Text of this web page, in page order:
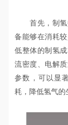
首先，制氢
备能够在消耗
低整体的制氢
流密度、电解
参数，可以显
耗，降低氢气的